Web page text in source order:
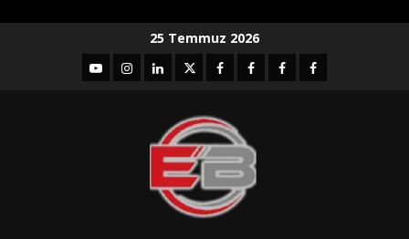
25 Temmuz 2026
YouTubeInstagram
LinkedIntwitterfacebook-Facebook-
Facebook-Facebook-